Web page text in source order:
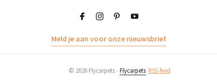
Meld je aan voor onze nieuwsbrief
© 2026 Flycarpets -Flycarpets RSS-feed